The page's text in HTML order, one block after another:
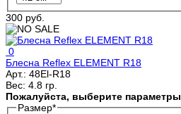
300 руб.
0
Блесна Reflex ELEMENT R18
Арт.: 48El-R18
Вес: 4.8 гр.
Пожалуйста, выберите параметры
Размер*